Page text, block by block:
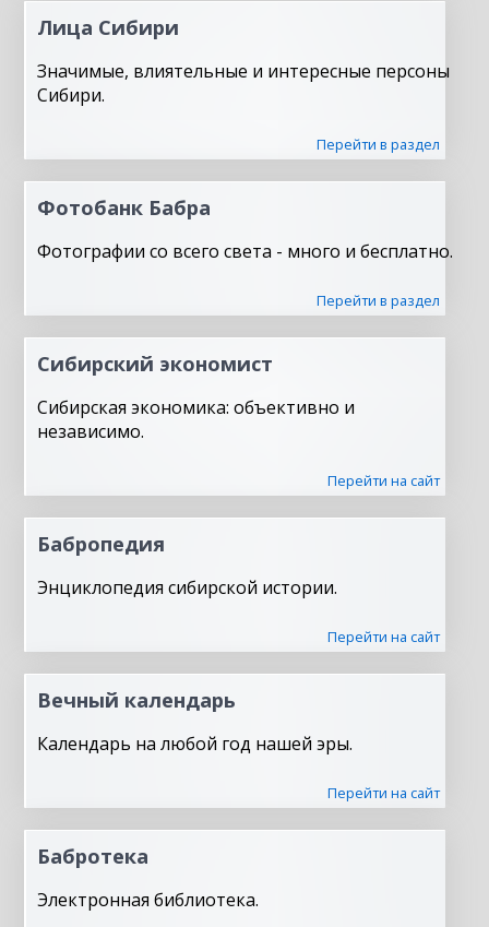
Лица Сибири
Значимые, влиятельные и интересные персоны
Сибири.
Перейти в раздел
Фотобанк Бабра
Фотографии со всего света - много и бесплатно.
Перейти в раздел
Сибирский экономист
Сибирская экономика: объективно и
независимо.
Перейти на сайт
Бабропедия
Энциклопедия сибирской истории.
Перейти на сайт
Вечный календарь
Календарь на любой год нашей эры.
Перейти на сайт
Бабротека
Электронная библиотека.